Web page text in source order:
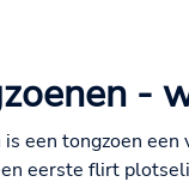
-
een tongzoen
eerste flirt